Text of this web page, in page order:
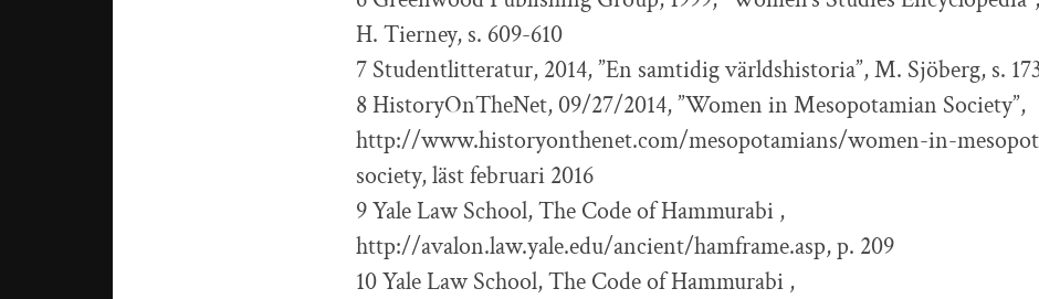
H. Tierney, s. 609-610
7 Studentlitteratur, 2014, ”En samtidig världshistoria”, M. Sjöberg, s.
8 HistoryOnTheNet, 09/27/2014, ”Women in Mesopotamian Society”,
http://www.historyonthenet.com/mesopotamians/women-in-
society, läst februari 2016
9 Yale Law School, The Code of Hammurabi ,
http://avalon.law.yale.edu/ancient/hamframe.asp, p. 209
10 Yale Law School, The Code of Hammurabi ,